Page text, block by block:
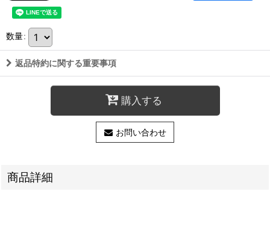
数量:
返品特約に関する重要事項
購入する
お問い合わせ
商品詳細